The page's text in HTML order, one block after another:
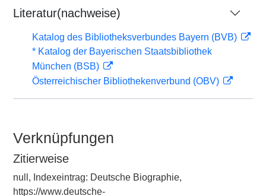
Literatur(nachweise)
Katalog des Bibliotheksverbundes Bayern (BVB)
* Katalog der Bayerischen Staatsbibliothek
München (BSB)
Österreichischer Bibliothekenverbund (OBV)
Verknüpfungen
Zitierweise
null, Indexeintrag: Deutsche Biographie,
https://www.deutsche-